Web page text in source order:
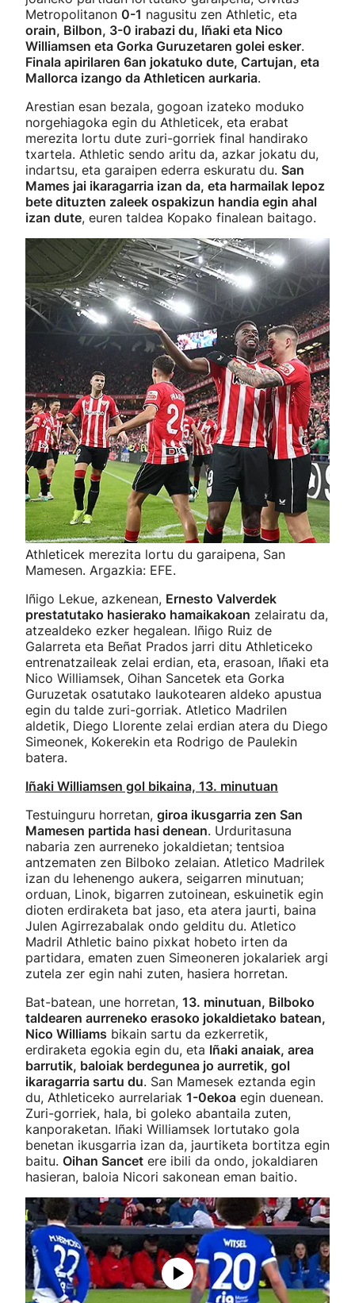
Metropolitanon 0-1 nagusitu zen Athletic, eta
orain, Bilbon, 3-0 irabazi du, Iñaki eta Nico
Williamsen eta Gorka Guruzetaren golei esker.
Finala apirilaren 6an jokatuko dute, Cartujan, eta
Mallorca izango da Athleticen aurkaria.
Arestian esan bezala, gogoan izateko moduko
norgehiagoka egin du Athleticek, eta erabat
merezita lortu dute zuri-gorriek final handirako
txartela. Athletic sendo aritu da, azkar jokatu du,
indartsu, eta garaipen ederra eskuratu du. San
Mames jai ikaragarria izan da, eta harmailak lepoz
bete dituzten zaleek ospakizun handia egin ahal
izan dute, euren taldea Kopako finalean baitago.
Athleticek merezita lortu du garaipena, San
Mamesen. Argazkia: EFE.
Iñigo Lekue, azkenean, Ernesto Valverdek
prestatutako hasierako hamaikakoan zelairatu da,
atzealdeko ezker hegalean. Iñigo Ruiz de
Galarreta eta Beñat Prados jarri ditu Athleticeko
entrenatzaileak zelai erdian, eta, erasoan, Iñaki eta
Nico Williamsek, Oihan Sancetek eta Gorka
Guruzetak osatutako laukotearen aldeko apustua
egin du talde zuri-gorriak. Atletico Madrilen
aldetik, Diego Llorente zelai erdian atera du Diego
Simeonek, Kokerekin eta Rodrigo de Paulekin
batera.
Iñaki Williamsen gol bikaina, 13. minutuan
Testuinguru horretan, giroa ikusgarria zen San
Mamesen partida hasi denean. Urduritasuna
nabaria zen aurreneko jokaldietan; tentsioa
antzematen zen Bilboko zelaian. Atletico Madrilek
izan du lehenengo aukera, seigarren minutuan;
orduan, Linok, bigarren zutoinean, eskuinetik egin
dioten erdiraketa bat jaso, eta atera jaurti, baina
Julen Agirrezabalak ondo gelditu du. Atletico
Madril Athletic baino pixkat hobeto irten da
partidara, ematen zuen Simeoneren jokalariek argi
zutela zer egin nahi zuten, hasiera horretan.
Bat-batean, une horretan, 13. minutuan, Bilboko
taldearen aurreneko erasoko jokaldietako batean,
Nico Williams bikain sartu da ezkerretik,
erdiraketa egokia egin du, eta Iñaki anaiak, area
barrutik, baloiak berdegunea jo aurretik, gol
ikaragarria sartu du. San Mamesek eztanda egin
du, Athleticeko aurrelariak 1-0ekoa egin duenean.
Zuri-gorriek, hala, bi goleko abantaila zuten,
kanporaketan. Iñaki Williamsek lortutako gola
benetan ikusgarria izan da, jaurtiketa bortitza egin
baitu. Oihan Sancet ere ibili da ondo, jokaldiaren
hasieran, baloia Nicori sakonean eman baitio.